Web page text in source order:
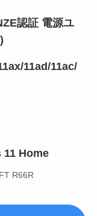
認証 電源ユ
11ad/11ac/
Home
R66R